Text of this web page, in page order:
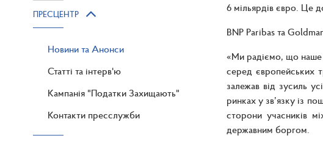
ПРЕСЦЕНТР
Новини та Анонси
Статті та інтерв'ю
Кампанія "Податки Захищають"
Контакти пресслужби
6 мільярдів євро. Це
BNP Paribas та
«Ми радіємо, що наше
серед європейських
залежав від зусиль
ринках у зв’язку із
сторони учасників
державним боргом.